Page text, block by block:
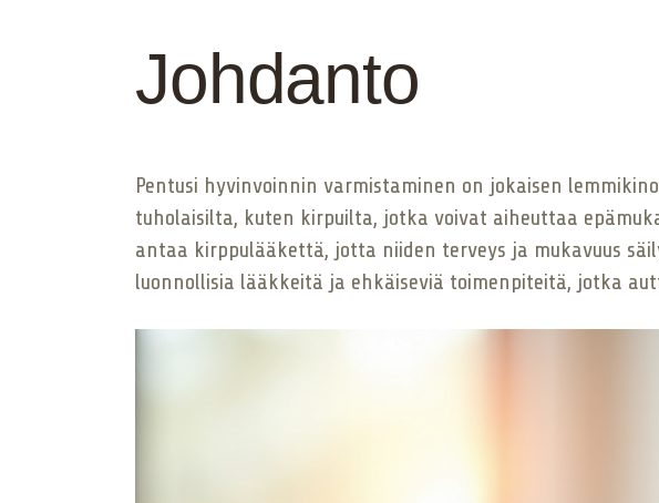
Johdanto
Pentusi hyvinvoinnin varmistaminen on jokaisen
tuholaisilta, kuten kirpuilta, jotka voivat aiheuttaa
antaa kirppulääkettä, jotta niiden terveys ja mukavuus
luonnollisia lääkkeitä ja ehkäiseviä toimenpiteitä, jotka